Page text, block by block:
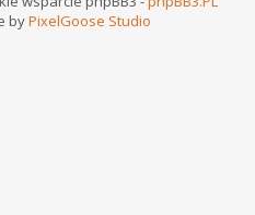
byPixelGoose Studio